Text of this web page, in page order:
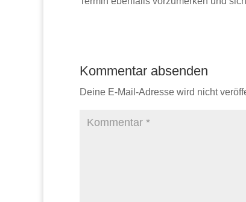
Kommentar absenden
Deine E-Mail-Adresse wird nicht